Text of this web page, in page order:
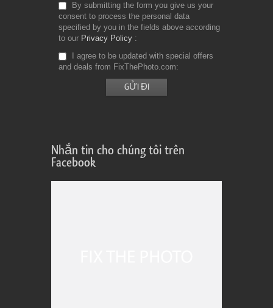
By submitting the form you give us your
consent to process the personal data
specified by you in the fields above according
to our Privacy Policy
I agree to be updated with special offers
and deals from FixThePhoto.com
Nhắn tin cho chúng tôi trên
Facebook